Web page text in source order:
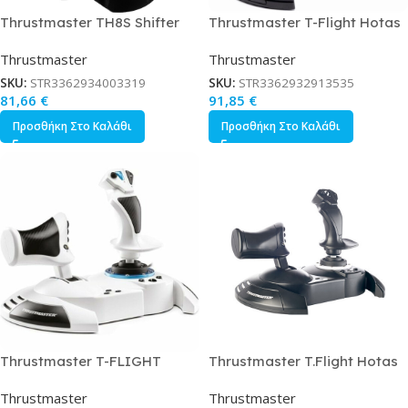
Thrustmaster TH8S Shifter
Thrustmaster
SKU: STR3362934003319
81,66 €
Προσθήκη Στο Καλάθι
Thrustmaster T-Flight Hotas
με PC
Thrustmaster
SKU: STR3362932913535
91,85 €
Προσθήκη Στο Καλάθι
Thrustmaster T-FLIGHT
PC
Thrustmaster
Thrustmaster T.Flight Hotas
Συμβατό με Xbox One / PC /
Thrustmaster